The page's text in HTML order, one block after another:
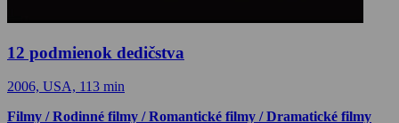
12 podmienok dedičstva
2006, USA, 113 min
Filmy / Rodinné filmy / Romantické filmy / Dramatické filmy